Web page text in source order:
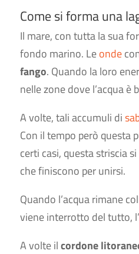
Come si forma una
Il mare, con tutta la sua
fondo marino. Leonde
fango. Quando la loro
nelle zone dove l’acqua è
A volte, tali accumuli di
Con il tempo però questa
certi casi, questa striscia
che finiscono per unirsi.
Quando l’acqua rimane
viene interrotto del tutto,
A volte ilcordone